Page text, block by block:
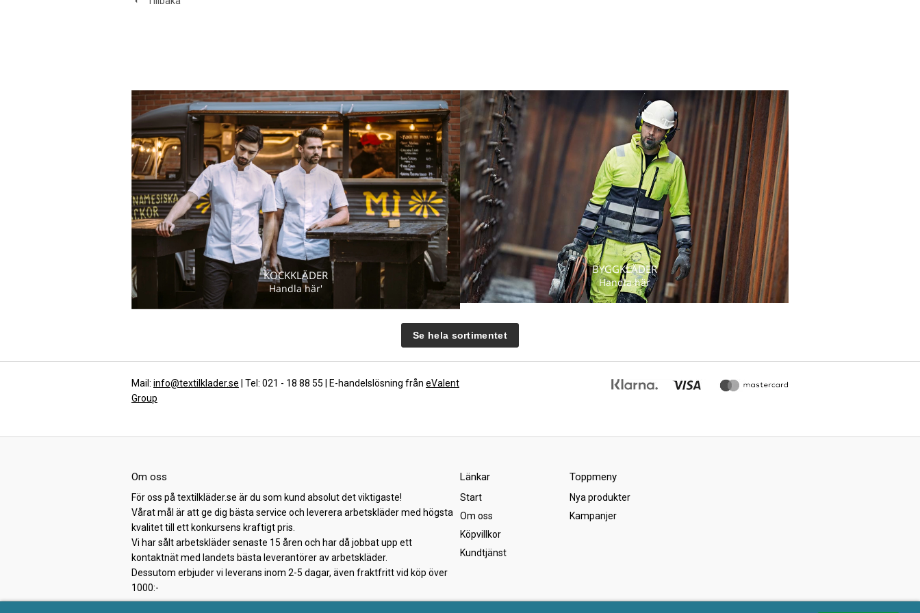
KOCKKLÄDER
Handla här'
BYGGKLÄDER
Handla här
Se hela sortimentet
Mail: info@textilklader.se | Tel: 021 - 18 88 55 | E-handelslösning från eValent
Group
Om oss
För oss på textilkläder.se är du som kund absolut det viktigaste!
Vårat mål är att ge dig bästa service och leverera arbetskläder med högsta
kvalitet till ett konkursens kraftigt pris.
Vi har sålt arbetskläder senaste 15 åren och har då jobbat upp ett
kontaktnät med landets bästa leverantörer av arbetskläder.
Dessutom erbjuder vi leverans inom 2-5 dagar, även fraktfritt vid köp över
1000:-
Länkar
Start
Om oss
Köpvillkor
Kundtjänst
Toppmeny
Nya produkter
Kampanjer